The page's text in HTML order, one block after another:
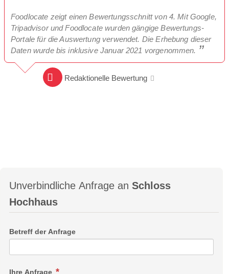
Foodlocate zeigt einen Bewertungsschnitt von 4. Mit Google,
Tripadvisor und Foodlocate wurden gängige Bewertungs-
Portale für die Auswertung verwendet. Die Erhebung dieser
Daten wurde bis inklusive Januar 2021 vorgenommen.
Redaktionelle Bewertung
Unverbindliche Anfrage an Schloss
Hochhaus
Betreff der Anfrage
Ihre Anfrage